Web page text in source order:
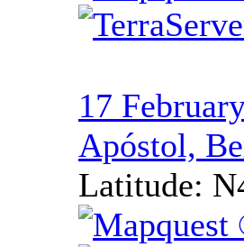
17
Apóstol,
Latitude: